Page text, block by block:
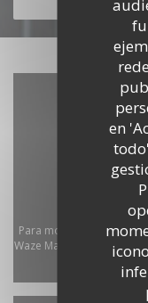
en
Para mostrar el mapa
Waze Map (Google).
y